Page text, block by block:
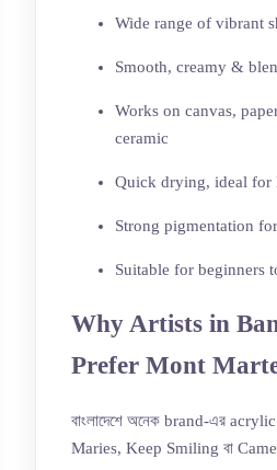
Wide range of vibrant
Smooth, creamy &
Works on canvas,
ceramic
Quick drying, ideal for
Strong pigmentation
Suitable for beginners
Why Artists in
Prefer Mont
বাংলাদেশে অনেক brand-এর
Maries, Keep Smiling বা